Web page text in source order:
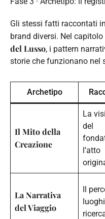
Gli stessi fatti raccontati
brand diversi. Nel capitolo
del Lusso, i pattern
storie che funzionano nel
Archetipo
Il Mito della
Creazione
La
del
l’atto
La Narrativa
del Viaggio
Il